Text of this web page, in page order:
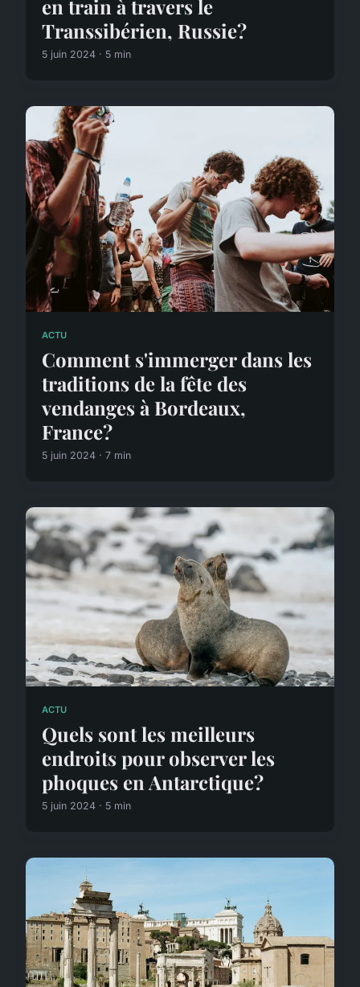
en train à travers le
Transsibérien, Russie?
5 juin 2024 · 5 min
ACTU
Comment s'immerger dans les
traditions de la fête des
vendanges à Bordeaux,
France?
5 juin 2024 · 7 min
ACTU
Quels sont les meilleurs
endroits pour observer les
phoques en Antarctique?
5 juin 2024 · 5 min